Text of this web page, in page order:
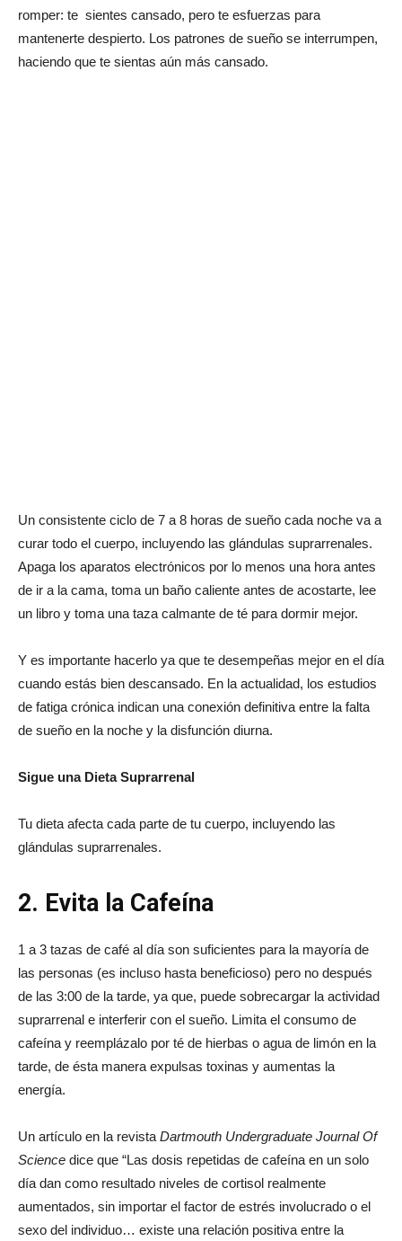
romper: te sientes cansado, pero te esfuerzas para
mantenerte despierto. Los patrones de sueño se interrumpen,
haciendo que te sientas aún más cansado.
Un consistente ciclo de 7 a 8 horas de sueño cada noche va a
curar todo el cuerpo, incluyendo las glándulas suprarrenales.
Apaga los aparatos electrónicos por lo menos una hora antes
de ir a la cama, toma un baño caliente antes de acostarte, lee
un libro y toma una taza calmante de té para dormir mejor.
Y es importante hacerlo ya que te desempeñas mejor en el día
cuando estás bien descansado. En la actualidad, los estudios
de fatiga crónica indican una conexión definitiva entre la falta
de sueño en la noche y la disfunción diurna.
Sigue una Dieta Suprarrenal
Tu dieta afecta cada parte de tu cuerpo, incluyendo las
glándulas suprarrenales.
2. Evita la Cafeína
1 a 3 tazas de café al día son suficientes para la mayoría de
las personas (es incluso hasta beneficioso) pero no después
de las 3:00 de la tarde, ya que, puede sobrecargar la actividad
suprarrenal e interferir con el sueño. Limita el consumo de
cafeína y reemplázalo por té de hierbas o agua de limón en la
tarde, de ésta manera expulsas toxinas y aumentas la
energía.
Un artículo en la revista Dartmouth Undergraduate Journal Of
Science dice que “Las dosis repetidas de cafeína en un solo
día dan como resultado niveles de cortisol realmente
aumentados, sin importar el factor de estrés involucrado o el
sexo del individuo… existe una relación positiva entre la